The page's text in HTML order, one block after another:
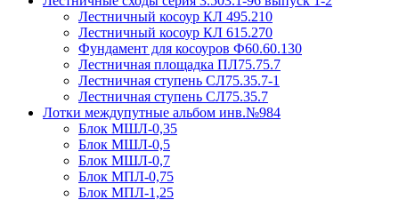
Лестничный косоур КЛ 495.210
Лестничный косоур КЛ 615.270
Фундамент для косоуров Ф60.60.130
Лестничная площадка ПЛ75.75.7
Лестничная ступень СЛ75.35.7-1
Лестничная ступень СЛ75.35.7
Лотки междупутные альбом инв.№984
Блок МШЛ-0,35
Блок МШЛ-0,5
Блок МШЛ-0,7
Блок МПЛ-0,75
Блок МПЛ-1,25